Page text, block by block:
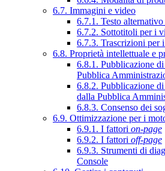
6.7. Immagini e video
6.7.1. Testo
6.7.2. Sottotitoli per i
6.7.3. Trascrizioni per
6.8. Proprietà intellettuale e
6.8.1. Pubblicazione
Pubblica
6.8.2. Pubblicazione
dalla Pubblica
6.8.3. Consenso dei
6.9. Ottimizzazione per i
6.9.1. I fattori on-page
6.9.2. I fattori off-page
6.9.3. Strumenti di
Console